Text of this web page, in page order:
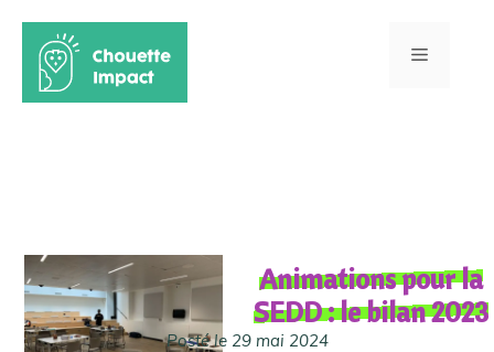
contenu
Menu
Accueil -Le blog -Évènementiel sur l'écologie
- Animations pour la
SEDD : le bilan 2023
Animations pour la
SEDD : le bilan 2023
Posté le 29 mai 2024